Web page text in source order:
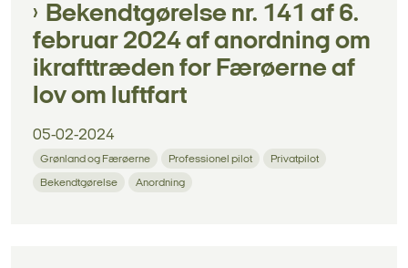
Bekendtgørelse nr. 141 af 6.
februar 2024 af anordning om
ikrafttræden for Færøerne af
lov om luftfart
05-02-2024
Grønland og Færøerne Professionel pilot Privatpilot
Bekendtgørelse Anordning